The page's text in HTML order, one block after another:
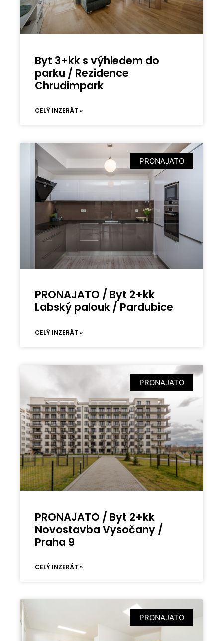
Byt 3+kk s výhledem do
parku / Rezidence
Chrudimpark
CELÝ INZERÁT »
PRONAJATO
PRONAJATO / Byt 2+kk
Labský palouk / Pardubice
CELÝ INZERÁT »
PRONAJATO
PRONAJATO / Byt 2+kk
Novostavba Vysočany /
Praha 9
CELÝ INZERÁT »
PRONAJATO